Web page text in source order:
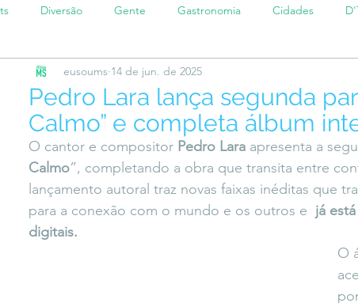
Diversão Gente Gastronomia Cidades
de Mãe #maratonei #setembroamarelo
do Vasques #DescomplicaLara #entrevista Entre
Pedro Lara lança segunda
Calmo” e completa álbum
eusoums 14 de jun. de 2025
O cantor e compositor Pedro Lara apresenta a
Calmo”, completando a obra que transita entre
lançamento autoral traz novas faixas inéditas que
para a conexão com o mundo e os outros e já
digitais.
O